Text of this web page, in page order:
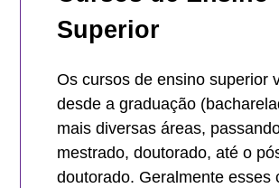
Superior
Os cursos de ensino superior
desde a graduação
mais diversas áreas,
mestrado, doutorado, até o
doutorado. Geralmente esses